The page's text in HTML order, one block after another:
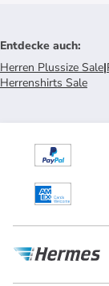
Entdecke auch:
Herren Plussize Sale|
Herrenshirts Sale